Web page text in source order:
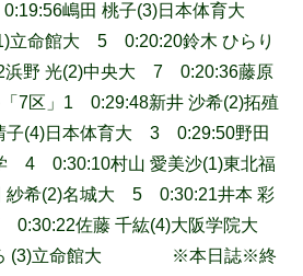
嶋田 桃子(3)日本体育大
立命館大 5 0:20:20鈴木 ひらり
野 光(2)中央大 7 0:20:36藤原
7区」1 0:29:48新井 沙希(2)拓殖
(4)日本体育大 3 0:29:50野田
4 0:30:10村山 愛美沙(1)東北福
希(2)名城大 5 0:30:21井本 彩
佐藤 千紘(4)大阪学院大
ろ (3)立命館大 ※本日誌※終